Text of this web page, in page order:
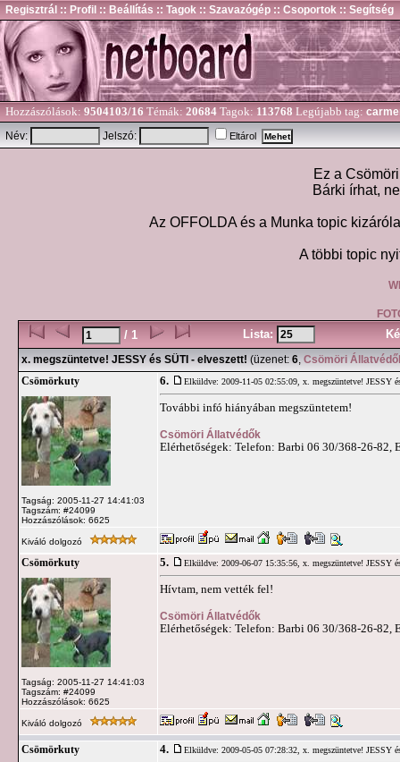
Regisztrál :: Profil :: Beállítás :: Tagok :: Szavazógép :: Csoportok :: Segítség
Hozzászólások: 9504103/16 Témák: 20684 Tagok: 113768 Legújabb tag:
Név:
Jelszó: Eltárol
Ez a
Bárki írhat,
Az OFFOLDA és a Munka topic
A többi topic
/ 1 Lista:
x. megszüntetve! JESSY és SÜTI - elveszett! (üzenet: 6, Csömöri
Csömörkuty
Tagság: 2005-11-27 14:41:03
Tagszám: #24099
Hozzászólások: 6625
6. Elküldve: 2009-11-05 02:55:09, x. megszüntetve! JESSY
További infó hiányában megszüntetem!
Csömöri Állatvédők
Elérhetőségek: Telefon: Barbi 06 30/368-26-82,
Kiváló dolgozó
Csömörkuty
Tagság: 2005-11-27 14:41:03
Tagszám: #24099
Hozzászólások: 6625
5. Elküldve: 2009-06-07 15:35:56, x. megszüntetve! JESSY
Hívtam, nem vették fel!
Csömöri Állatvédők
Elérhetőségek: Telefon: Barbi 06 30/368-26-82,
Kiváló dolgozó
Csömörkuty 4. Elküldve: 2009-05-05 07:28:32, x. megszüntetve! JESSY